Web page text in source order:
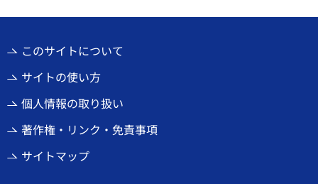
このサイトについて
サイトの使い方
個人情報の取り扱い
著作権・リンク・免責事項
サイトマップ